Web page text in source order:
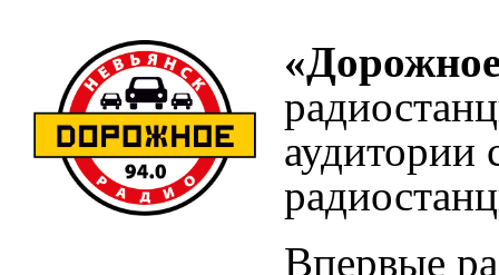
аудитории
Впервые